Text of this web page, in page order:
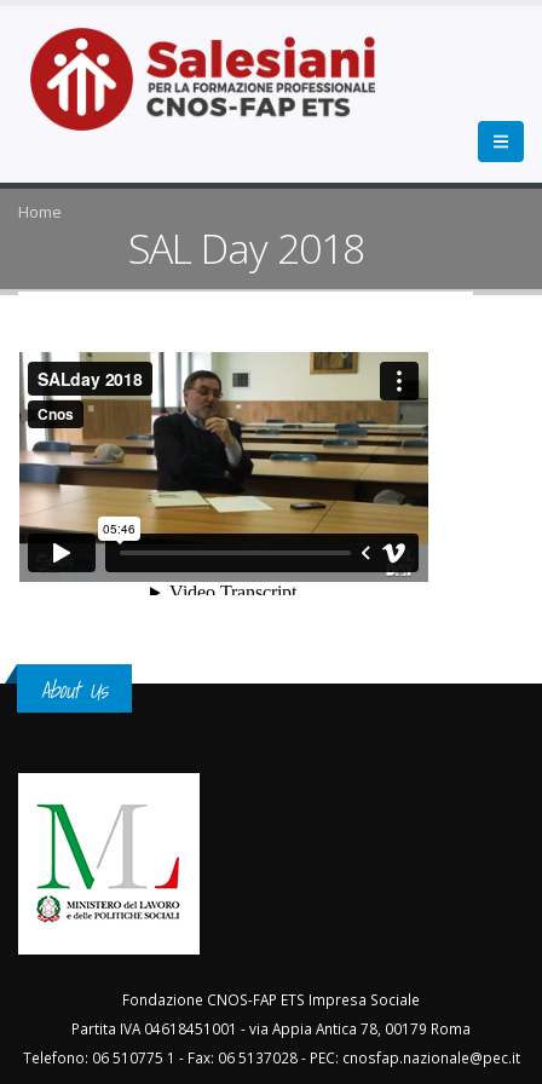
Home
SAL Day 2018
About Us
Fondazione CNOS-FAP ETS Impresa Sociale
Partita IVA 04618451001 - via Appia Antica 78, 00179 Roma
Telefono: 06 510775 1 - Fax: 06 5137028 - PEC: cnosfap.nazionale@pec.it